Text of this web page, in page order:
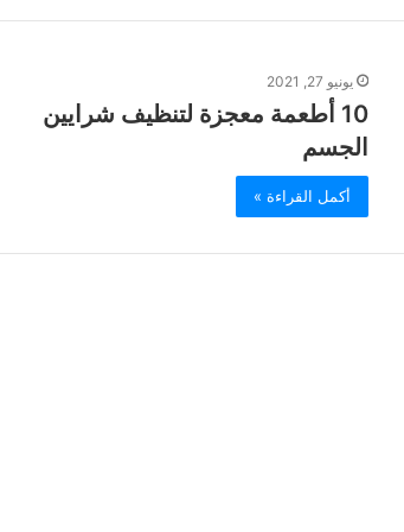
يونيو 27, 2021
10 أطعمة معجزة لتنظيف شرايين
الجسم
أكمل القراءة »